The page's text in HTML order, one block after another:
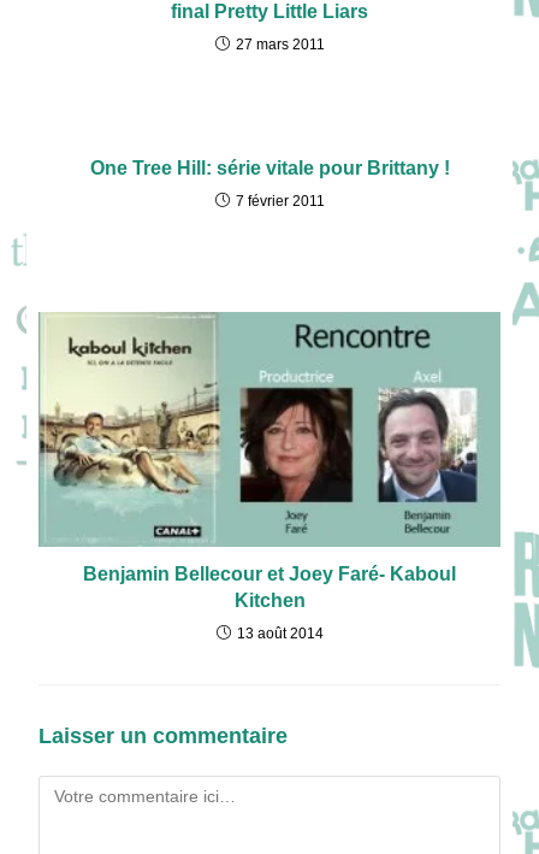
final Pretty Little Liars
27 mars 2011
One Tree Hill: série vitale pour Brittany !
7 février 2011
Benjamin Bellecour et Joey Faré- Kaboul
Kitchen
13 août 2014
Laisser un commentaire
Comment